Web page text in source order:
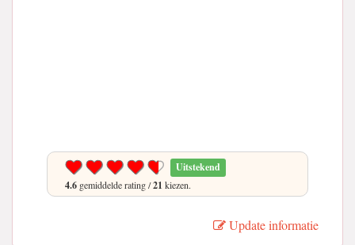
Uitstekend
4.6 gemiddelde rating /21 kiezen.
Update informatie